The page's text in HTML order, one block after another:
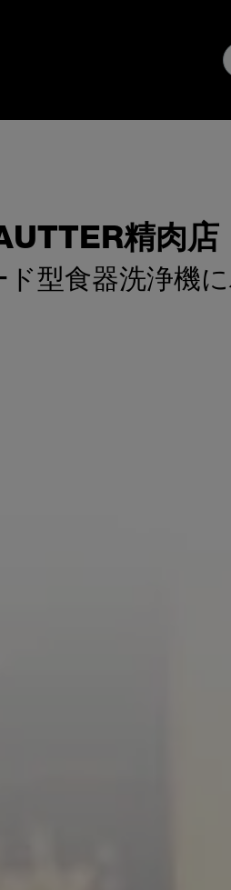
精肉店
型食器洗浄機